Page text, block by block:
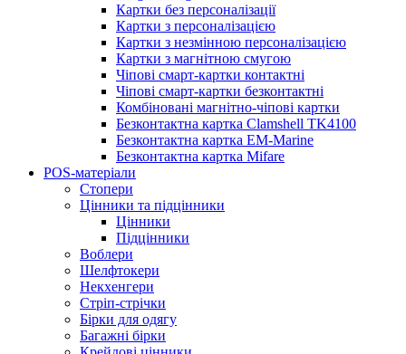
Картки без персоналізації
Картки з персоналізацією
Картки з незмінною персоналізацією
Картки з магнітною смугою
Чіпові смарт-картки контактні
Чіпові смарт-картки безконтактні
Комбіновані магнітно-чіпові картки
Безконтактна картка Clamshell TK4100
Безконтактна картка EM-Marine
Безконтактна картка Mifare
POS-матеріали
Стопери
Цінники та підцінники
Цінники
Підцінники
Воблери
Шелфтокери
Некхенгери
Стріп-стрічки
Бірки для одягу
Багажні бірки